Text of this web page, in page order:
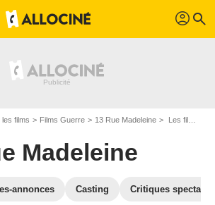
profil search
les films Films Guerre 13 Rue Madeleine Les films similaires à "13 Rue Madeleine"
Madeleine
annonces Casting Critiques